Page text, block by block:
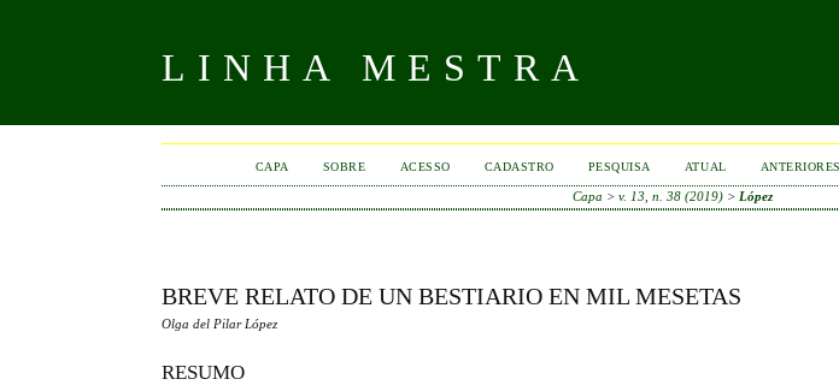
LINHA MESTRA
CAPA SOBRE ACESSO CADASTRO PESQUISA ATUAL ANTERIORES
Capa > v. 13, n. 38 (2019)> López
BREVE RELATO DE UN BESTIARIO EN MIL MESETAS
Olga del Pilar López
RESUMO